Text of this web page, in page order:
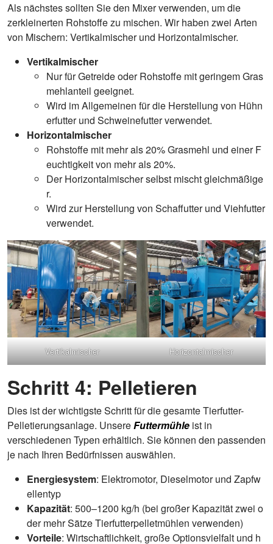
Als nächstes sollten Sie den Mixer verwenden, um die
zerkleinerten Rohstoffe zu mischen. Wir haben zwei Arten
von Mischern: Vertikalmischer und Horizontalmischer.
Vertikalmischer
Nur für Getreide oder Rohstoffe mit geringem Gras
mehlanteil geeignet.
Wird im Allgemeinen für die Herstellung von Hühn
erfutter und Schweinefutter verwendet.
Horizontalmischer
Rohstoffe mit mehr als 20% Grasmehl und einer F
euchtigkeit von mehr als 20%.
Der Horizontalmischer selbst mischt gleichmäßige
r.
Wird zur Herstellung von Schaffutter und Viehfutter
verwendet.
Vertikalmischer Horizontalmischer
Schritt 4: Pelletieren
Dies ist der wichtigste Schritt für die gesamte Tierfutter-
Pelletierungsanlage. UnsereFuttermühle ist in
verschiedenen Typen erhältlich. Sie können den passenden
je nach Ihren Bedürfnissen auswählen.
Energiesystem: Elektromotor, Dieselmotor und Zapfw
ellentyp
Kapazität: 500–1200 kg/h (bei großer Kapazität zwei o
der mehr Sätze Tierfutterpelletmühlen verwenden)
Vorteile: Wirtschaftlichkeit, große Optionsvielfalt und h